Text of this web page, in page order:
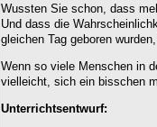
Wussten Sie schon, dass
Und dass die
gleichen Tag geboren
Wenn so viele Menschen in
vielleicht, sich ein bisschen
Unterrichtsentwurf: